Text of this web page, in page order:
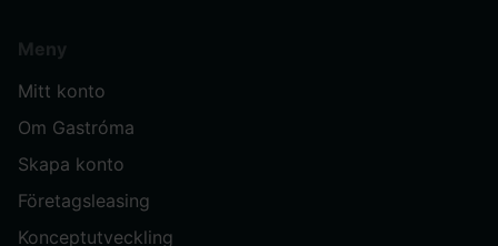
Meny
Mitt konto
Om Gastróma
Skapa konto
Företagsleasing
Konceptutveckling